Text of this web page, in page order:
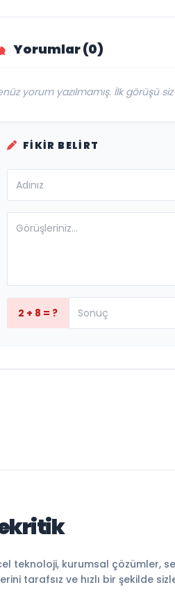
Yorumlar (0)
yorum yazılmamış. İlk görüşü
FIKIR BELIRT
2 + 8 = ?
teknoloji, kurumsal çözümler,
tarafsız ve hızlı bir şekilde